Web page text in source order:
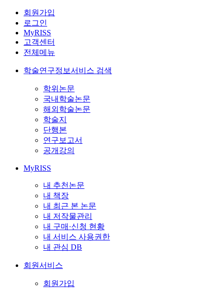
회원가입
로그인
MyRISS
고객센터
전체메뉴
학술연구정보서비스 검색
학위논문
국내학술논문
해외학술논문
학술지
단행본
연구보고서
공개강의
MyRISS
내 추천논문
내 책장
내 최근 본 논문
내 저작물관리
내 구매·신청 현황
내 서비스 사용권한
내 관심 DB
회원서비스
회원가입